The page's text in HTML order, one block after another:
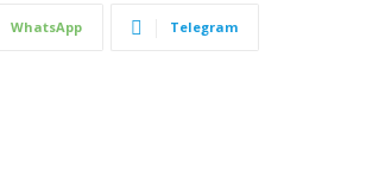
WhatsApp Telegram